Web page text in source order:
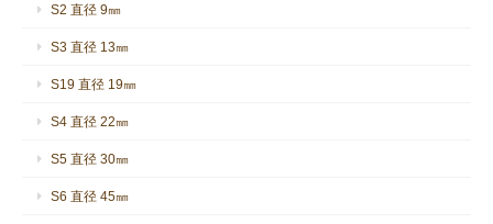
S2 直径 9㎜
S3 直径 13㎜
S19 直径 19㎜
S4 直径 22㎜
S5 直径 30㎜
S6 直径 45㎜